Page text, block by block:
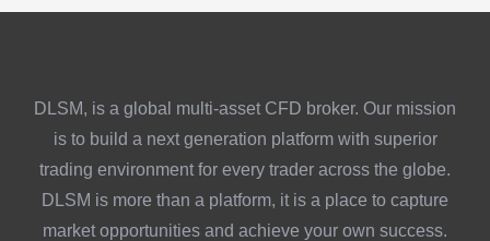
DLSM, is a global multi-asset CFD broker. Our mission
is to build a next generation platform with superior
trading environment for every trader across the globe.
DLSM is more than a platform, it is a place to capture
market opportunities and achieve your own success.